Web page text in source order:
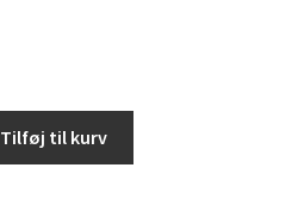
Tilføj til kurv